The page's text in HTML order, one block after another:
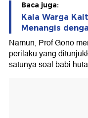
Baca juga:
Kala Warga
Menangis
Namun, Prof Gono
perilaku yang
satunya soal babi